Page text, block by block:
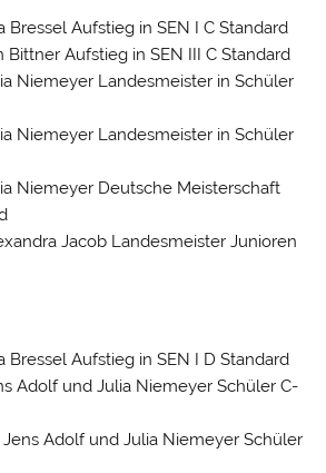
Bressel Aufstieg in SEN I C Standard
Bittner Aufstieg in SEN III C Standard
Niemeyer Landesmeister in Schüler
Niemeyer Landesmeister in Schüler
Niemeyer Deutsche Meisterschaft
Jacob Landesmeister Junioren
Bressel Aufstieg in SEN I D Standard
Adolf und Julia Niemeyer Schüler C-
Adolf und Julia Niemeyer Schüler